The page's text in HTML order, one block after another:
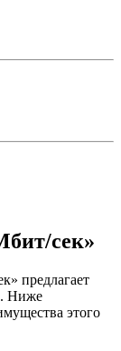
сек»
предлагает
Ниже
этого